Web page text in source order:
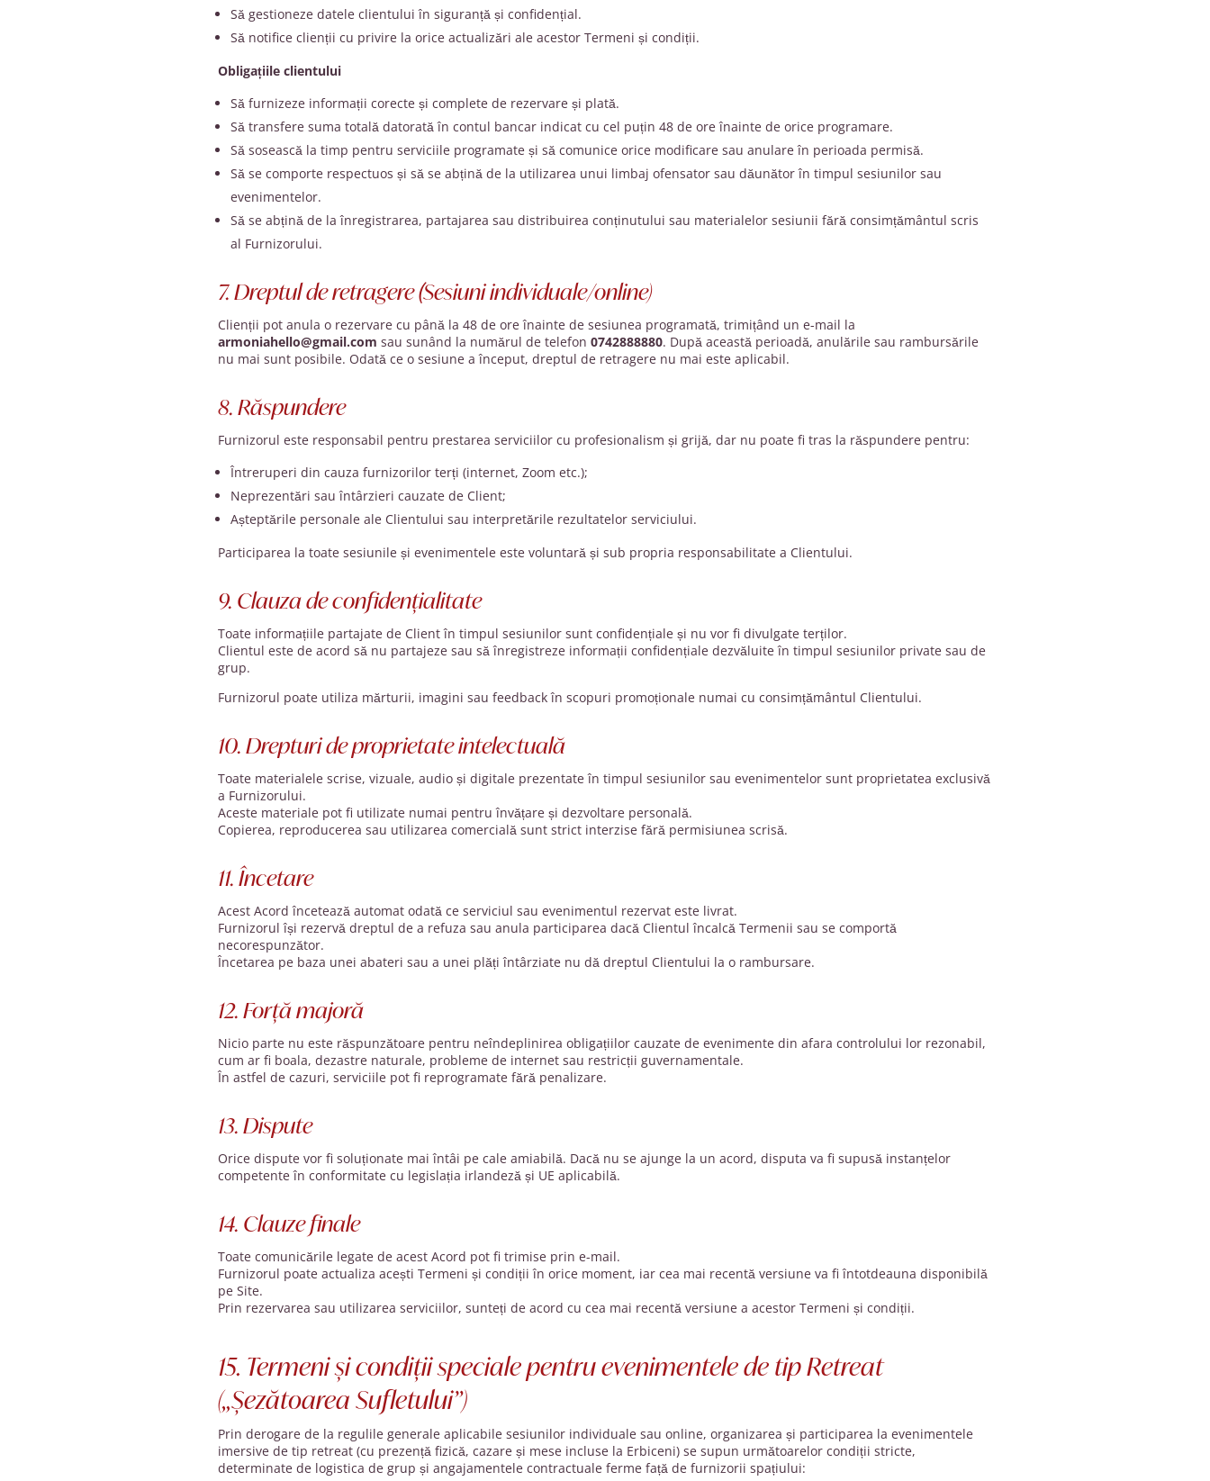
Să gestioneze datele clientului în siguranță și confidențial.
Să notifice clienții cu privire la orice actualizări ale acestor Termeni și condiții.
Obligațiile clientului
Să furnizeze informații corecte și complete de rezervare și plată.
Să transfere suma totală datorată în contul bancar indicat cu cel puțin 48 de ore înainte de orice programare.
Să sosească la timp pentru serviciile programate și să comunice orice modificare sau anulare în perioada permisă.
Să se comporte respectuos și să se abțină de la utilizarea unui limbaj ofensator sau dăunător în timpul sesiunilor sau
evenimentelor.
Să se abțină de la înregistrarea, partajarea sau distribuirea conținutului sau materialelor sesiunii fără consimțământul scris
al Furnizorului.
7. Dreptul de retragere(Sesiuni individuale/online)
Clienții pot anula o rezervare cu până la 48 de ore înainte de sesiunea programată, trimițând un e-mail la
armoniahello@gmail.com sau sunând la numărul de telefon 0742888880. După această perioadă, anulările sau rambursările
nu mai sunt posibile. Odată ce o sesiune a început, dreptul de retragere nu mai este aplicabil.
8. Răspundere
Furnizorul este responsabil pentru prestarea serviciilor cu profesionalism și grijă, dar nu poate fi tras la răspundere pentru:
Întreruperi din cauza furnizorilor terți (internet, Zoom etc.);
Neprezentări sau întârzieri cauzate de Client;
Așteptările personale ale Clientului sau interpretările rezultatelor serviciului.
Participarea la toate sesiunile și evenimentele este voluntară și sub propria responsabilitate a Clientului.
9. Clauza de confidențialitate
Toate informațiile partajate de Client în timpul sesiunilor sunt confidențiale și nu vor fi divulgate terților.
Clientul este de acord să nu partajeze sau să înregistreze informații confidențiale dezvăluite în timpul sesiunilor private sau de
grup.
Furnizorul poate utiliza mărturii, imagini sau feedback în scopuri promoționale numai cu consimțământul Clientului.
10. Drepturi de proprietate intelectuală
Toate materialele scrise, vizuale, audio și digitale prezentate în timpul sesiunilor sau evenimentelor sunt proprietatea exclusivă
a Furnizorului.
Aceste materiale pot fi utilizate numai pentru învățare și dezvoltare personală.
Copierea, reproducerea sau utilizarea comercială sunt strict interzise fără permisiunea scrisă.
11. Încetare
Acest Acord încetează automat odată ce serviciul sau evenimentul rezervat este livrat.
Furnizorul își rezervă dreptul de a refuza sau anula participarea dacă Clientul încalcă Termenii sau se comportă
necorespunzător.
Încetarea pe baza unei abateri sau a unei plăți întârziate nu dă dreptul Clientului la o rambursare.
12. Forță majoră
Nicio parte nu este răspunzătoare pentru neîndeplinirea obligațiilor cauzate de evenimente din afara controlului lor rezonabil,
cum ar fi boala, dezastre naturale, probleme de internet sau restricții guvernamentale.
În astfel de cazuri, serviciile pot fi reprogramate fără penalizare.
13. Dispute
Orice dispute vor fi soluționate mai întâi pe cale amiabilă. Dacă nu se ajunge la un acord, disputa va fi supusă instanțelor
competente în conformitate cu legislația irlandeză și UE aplicabilă.
14. Clauze finale
Toate comunicările legate de acest Acord pot fi trimise prin e-mail.
Furnizorul poate actualiza acești Termeni și condiții în orice moment, iar cea mai recentă versiune va fi întotdeauna disponibilă
pe Site.
Prin rezervarea sau utilizarea serviciilor, sunteți de acord cu cea mai recentă versiune a acestor Termeni și condiții.
15. Termeni și condiții speciale pentru evenimentele de tip Retreat
(„Șezătoarea Sufletului”)
Prin derogare de la regulile generale aplicabile sesiunilor individuale sau online, organizarea și participarea la evenimentele
imersive de tip retreat (cu prezență fizică, cazare și mese incluse la Erbiceni) se supun următoarelor condiții stricte,
determinate de logistica de grup și angajamentele contractuale ferme față de furnizorii spațiului: